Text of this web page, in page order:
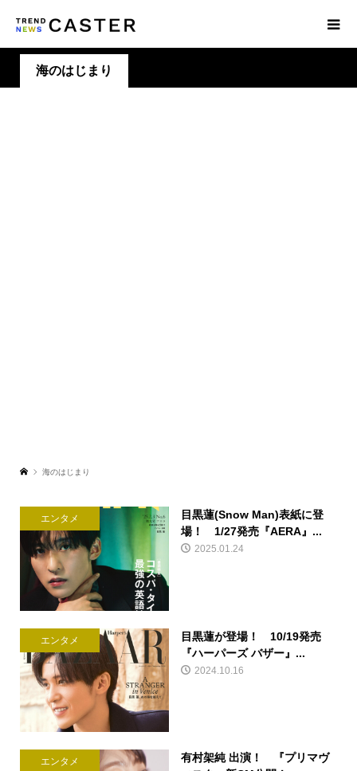
海のはじまり
海のはじまり
エンタメ
目黒蓮(Snow Man)表紙に登
場！ 1/27発売『AERA』...
2025.01.24
エンタメ
目黒蓮が登場！ 10/19発売
『ハーパーズ バザー』...
2024.10.16
エンタメ
有村架純 出演！ 『プリマヴ